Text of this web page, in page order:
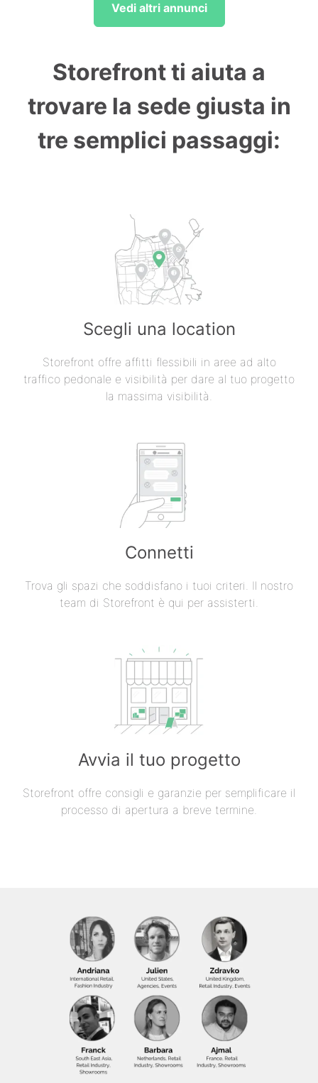
Vedi altri annunci
Storefront ti aiuta a
trovare la sede giusta in
tre semplici passaggi:
Scegli una location
Storefront offre affitti flessibili in aree ad alto
traffico pedonale e visibilità per dare al tuo progetto
la massima visibilità.
Connetti
Trova gli spazi che soddisfano i tuoi criteri. Il nostro
team di Storefront è qui per assisterti.
Avvia il tuo progetto
Storefront offre consigli e garanzie per semplificare il
processo di apertura a breve termine.